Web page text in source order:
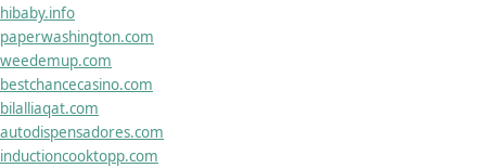
hibaby.info
paperwashington.com
weedemup.com
bestchancecasino.com
bilalliaqat.com
autodispensadores.com
inductioncooktopp.com